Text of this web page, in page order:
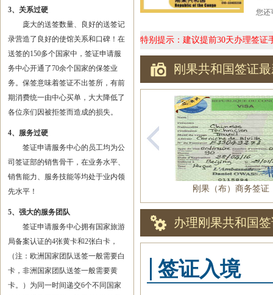
3、关系过硬
庞大的送签数量、良好的送签记
录营造了良好的使馆关系和口碑！在
送签的150多个国家中，签证申请服
务中心开通了70余个国家的保签业
务。保签意味着签证不出签所，有前
期消费统一由中心买单，大大降低了
各位亲们因被拒签而造成的损失。
4、服务过硬
签证申请服务中心的员工均为公
司签证部的销售骨干，在业务水平、
销售能力、服务技能等均处于业内领
先水平！
5、强大的服务团队
签证申请服务中心拥有国家旅游
局备案认证的4张黄卡和2张白卡，
（注：欧洲国家团队送签一般需要白
卡，非洲国家团队送签一般需要黄
卡。）为同一时间递交6个不同国家
您
特别提示：建议提前30天办理签
刚果共和国签证
刚果（布）商务签证
办理刚果共和国
签证入境